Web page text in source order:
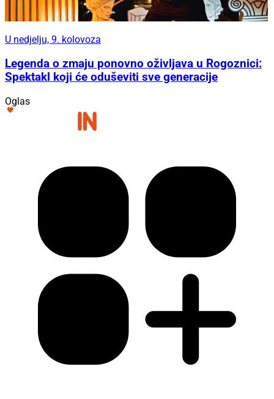
U nedjelju, 9. kolovoza
Legenda o zmaju ponovno oživljava u Rogoznici:
Spektakl koji će oduševiti sve generacije
Oglas